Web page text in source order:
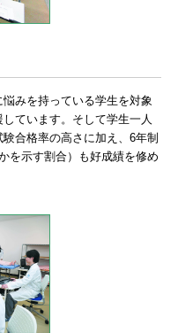
みを持っている学生を対象
ています。そして学生一人
合格率の高さに加え、6年制
を示す割合）も好成績を修め